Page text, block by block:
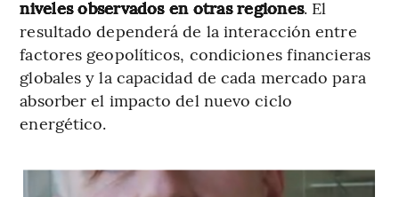
niveles observados en otras regiones. El
resultado dependerá de la interacción entre
factores geopolíticos, condiciones financieras
globales y la capacidad de cada mercado para
absorber el impacto del nuevo ciclo
energético.